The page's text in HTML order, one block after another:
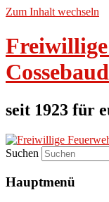
Zum Inhalt wechseln
seit 1923 für
Suchen
Hauptmenü